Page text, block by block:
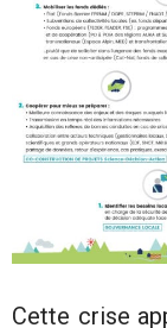
Cette crise